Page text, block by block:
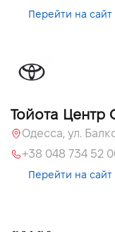
Перейти на сайт
Тойота Центр
Одесса, ул.
+38 048 734 52
Перейти на сайт